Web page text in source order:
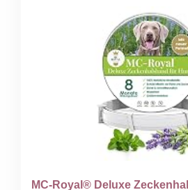
MC-Royal® Deluxe